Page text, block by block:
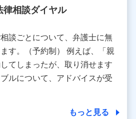
アドレス、お客さまの識別子、属
ービスのご利用に関する情報。例
ド番号、性別、年齢、家族構成、住
イント利用履歴などが含まれます。
コモが提供する各種サービスなどの
する情報。例として、当社又は株式
る各種サービスのご契約状態・ご利
用時の行動に関する情報、アプリケ
関する情報、購入されたサービスや
律相談ダイヤル
談ごとについて、弁護士に無
す。（予約制） 例えば、「親
てしまったが、取り消せます
ルについて、アドバイスが受
もっと見る